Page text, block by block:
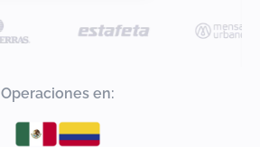
Operaciones en: